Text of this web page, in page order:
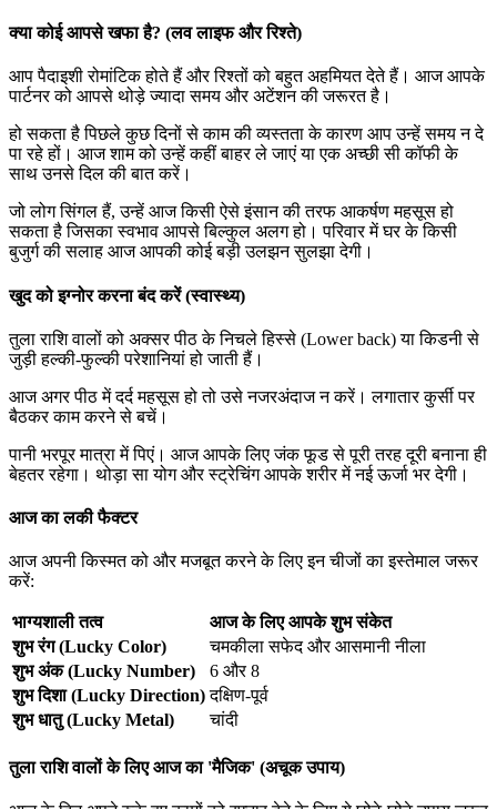
क्या कोई आपसे खफा है? (लव लाइफ और रिश्ते)
आप पैदाइशी रोमांटिक होते हैं और रिश्तों को बहुत अहमियत देते हैं। आज आपके
पार्टनर को आपसे थोड़े ज्यादा समय और अटेंशन की जरूरत है।
हो सकता है पिछले कुछ दिनों से काम की व्यस्तता के कारण आप उन्हें समय न दे
पा रहे हों। आज शाम को उन्हें कहीं बाहर ले जाएं या एक अच्छी सी कॉफी के
साथ उनसे दिल की बात करें।
जो लोग सिंगल हैं, उन्हें आज किसी ऐसे इंसान की तरफ आकर्षण महसूस हो
सकता है जिसका स्वभाव आपसे बिल्कुल अलग हो। परिवार में घर के किसी
बुजुर्ग की सलाह आज आपकी कोई बड़ी उलझन सुलझा देगी।
खुद को इग्नोर करना बंद करें (स्वास्थ्य)
तुला राशि वालों को अक्सर पीठ के निचले हिस्से (Lower back) या किडनी से
जुड़ी हल्की-फुल्की परेशानियां हो जाती हैं।
आज अगर पीठ में दर्द महसूस हो तो उसे नजरअंदाज न करें। लगातार कुर्सी पर
बैठकर काम करने से बचें।
पानी भरपूर मात्रा में पिएं। आज आपके लिए जंक फूड से पूरी तरह दूरी बनाना ही
बेहतर रहेगा। थोड़ा सा योग और स्ट्रेचिंग आपके शरीर में नई ऊर्जा भर देगी।
आज का लकी फैक्टर
आज अपनी किस्मत को और मजबूत करने के लिए इन चीजों का इस्तेमाल जरूर
करें:
भाग्यशाली तत्व
आज के लिए आपके शुभ संकेत
शुभ रंग (Lucky Color)
चमकीला सफेद और आसमानी नीला
शुभ अंक (Lucky Number)
6 और 8
शुभ दिशा (Lucky Direction) दक्षिण-पूर्व
शुभ धातु (Lucky Metal)
चांदी
तुला राशि वालों के लिए आज का 'मैजिक' (अचूक उपाय)